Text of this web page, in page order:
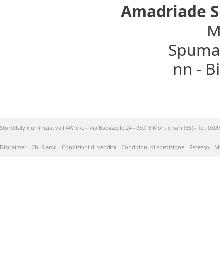
Amadriade
nn -
StoreItaly è un’iniziativa F4W SRL - Via Badazzole 24 - 25018 Montichiari (BS) - Tel.
Disclaimer - Chi Siamo - Condizioni di vendita - Condizioni di spedizione - Recesso -